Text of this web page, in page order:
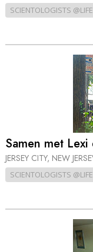
SCIENTOLOGISTS @LIFE
Samen met
JERSEY CITY, NEW
SCIENTOLOGISTS @LIFE